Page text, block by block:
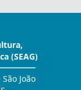
(SEAG)
João